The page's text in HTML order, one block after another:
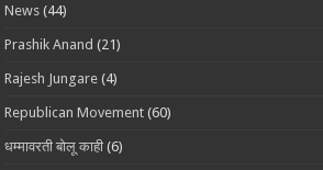
News (44)
Prashik Anand (21)
Rajesh Jungare (4)
Republican Movement (60)
धम्मावरती बोलू काही (6)